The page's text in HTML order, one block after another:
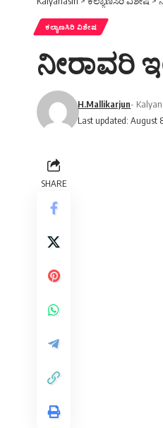
ಕಲ್ಯಾಣಸಿರಿ ವಿಶೇಷ
ನೀರಾವರಿ
Last updated: August
H.Mallikarjun-
SHARE